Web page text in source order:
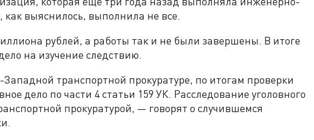
выяснилось, выполнила не все.
рублей, а работы так и не были завершены. В итоге
на изучение следствию.
транспортной прокуратуре, по итогам проверки
дело по части 4 статьи 159 УК. Расследование уголовного
прокуратурой, — говорят о случившемся